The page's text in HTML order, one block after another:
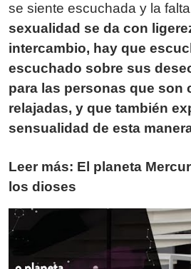
se siente escuchada y la
sexualidad se da con
intercambio, hay que
escuchado sobre sus
para las personas que son
relajadas, y que también
sensualidad de esta
Leer más: El planeta
los dioses